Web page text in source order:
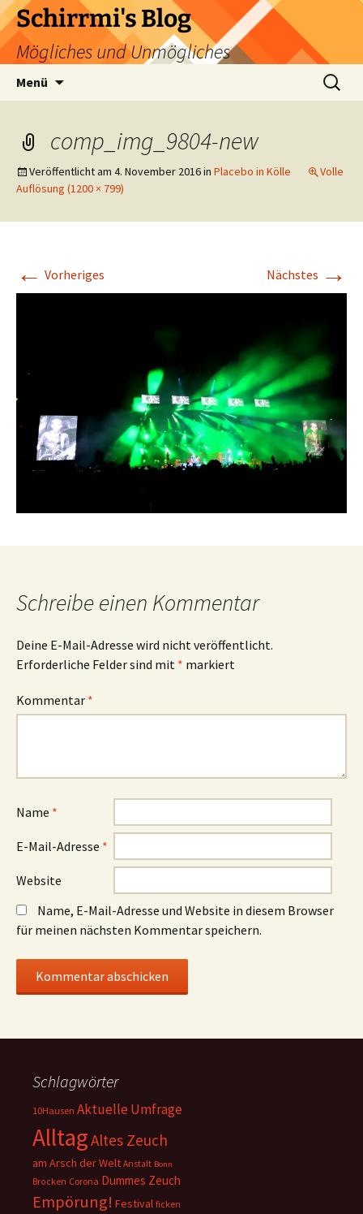
Zum
Inhalt
springen
Schirrmi's Blog
Mögliches und Unmögliches
Menü
Suchen
nach:
comp_img_9804-new
Veröffentlicht am 4. November 2016in Placebo in Kölle
Volle
Auflösung (1200 × 799)
← Vorheriges Nächstes →
Schreibe einen Kommentar
Deine E-Mail-Adresse wird nicht veröffentlicht.
Erforderliche Felder sind mit * markiert
Kommentar *
Name *
E-Mail-Adresse *
Website
Name, E-Mail-Adresse und Website in diesem Browser
für meinen nächsten Kommentar speichern.
Schlagwörter
10Hausen Aktuelle Umfrage
AlltagAltes Zeuch
am Arsch der Welt Anstalt Bonn
Brocken Corona Dummes Zeuch
Empörung! Festival ficken